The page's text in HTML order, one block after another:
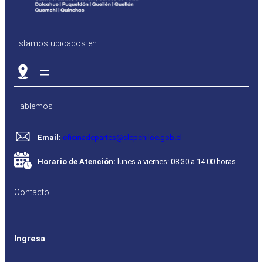
Estamos ubicados en
Hablemos
Email: oficinadepartes@slepchiloe.gob.cl
Horario de Atención: lunes a viernes: 08:30 a 14.00 horas
Contacto
Ingresa